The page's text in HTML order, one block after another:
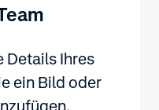
Details Ihres
ein Bild oder